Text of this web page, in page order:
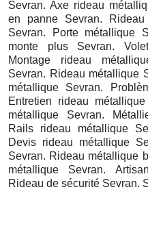
Sevran. Axe rideau
en panne Sevran.
Sevran. Porte métallique
monte plus Sevran.
Montage rideau
Sevran. Rideau métallique
métallique Sevran.
Entretien rideau
métallique Sevran.
Rails rideau métallique
Devis rideau métallique
Sevran. Rideau métallique
métallique Sevran.
Rideau de sécurité Sevran.